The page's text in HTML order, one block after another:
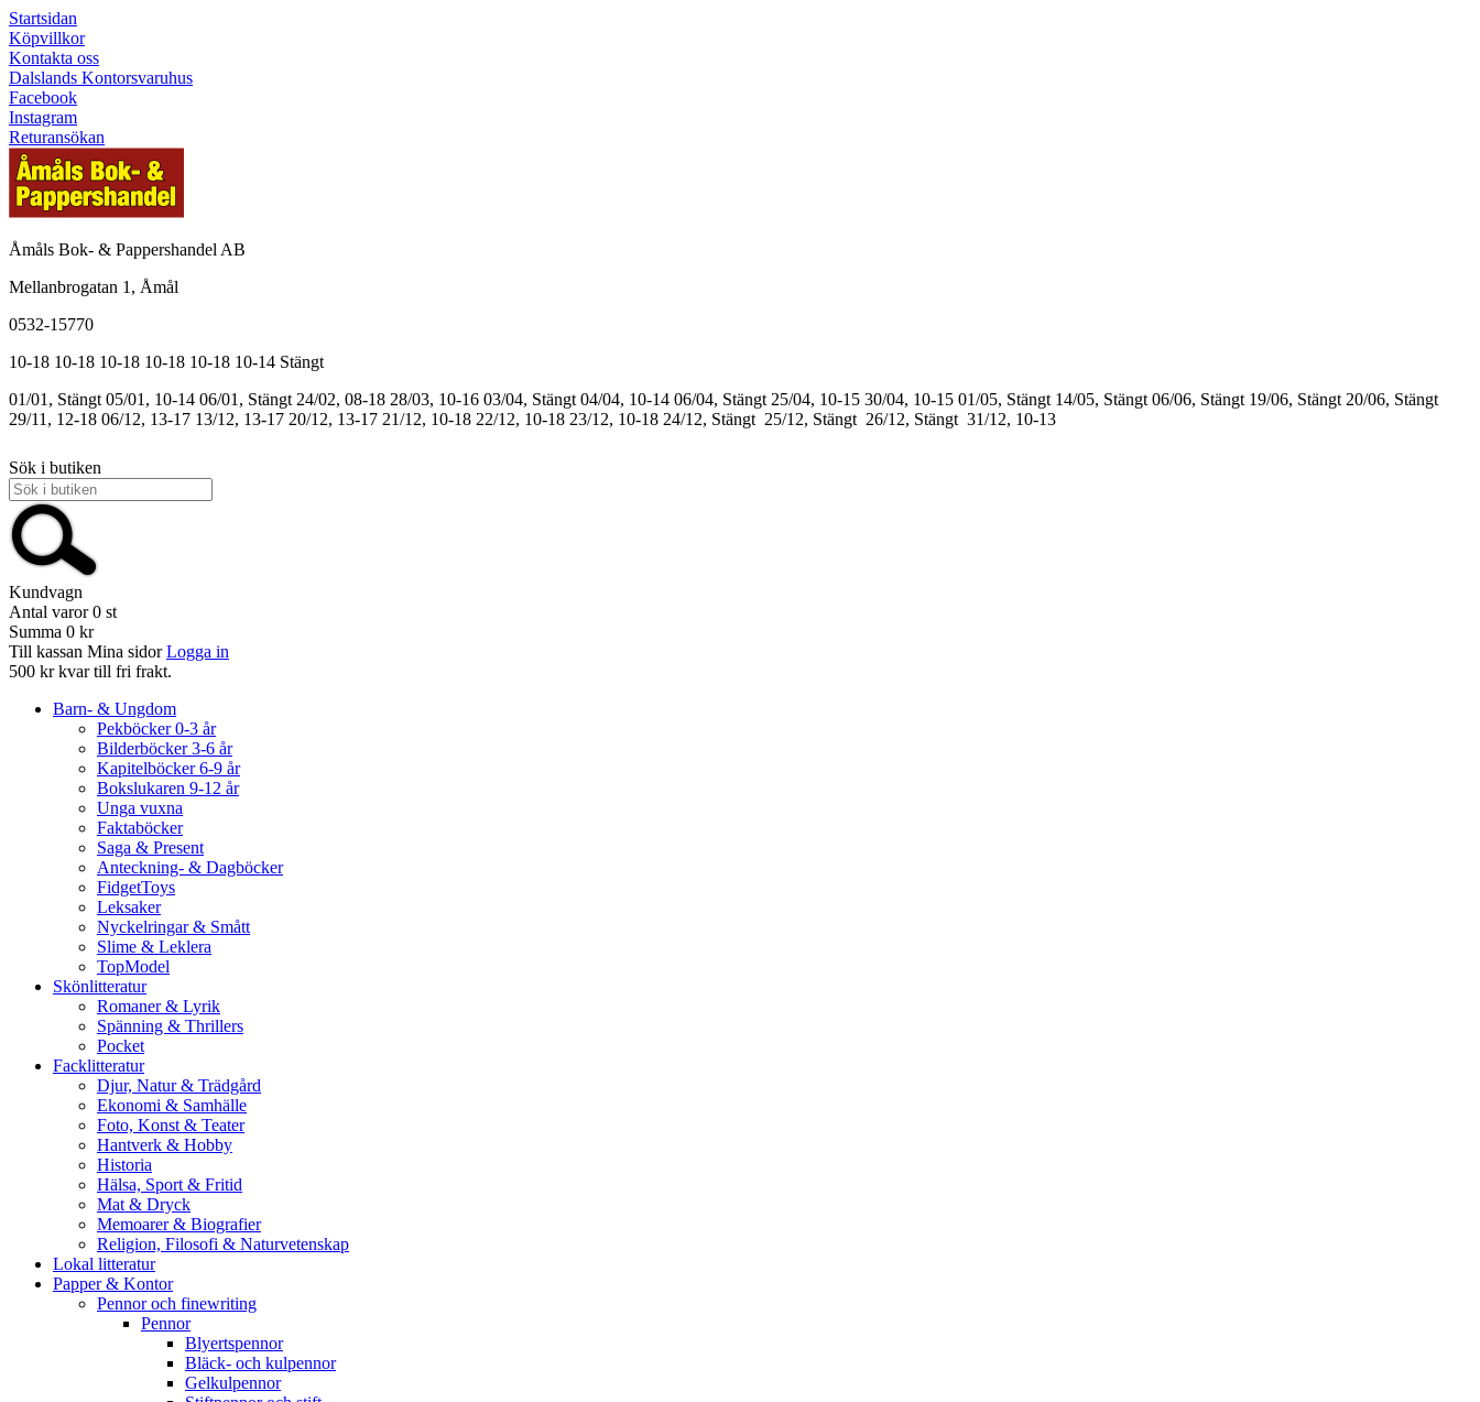
Startsidan
Köpvillkor
Kontakta oss
Dalslands Kontorsvaruhus
Facebook
Instagram
Returansökan
Åmåls Bok- & Pappershandel AB
Mellanbrogatan 1, Åmål
0532-15770
10-18 10-18 10-18 10-18 10-18 10-14 Stängt
01/01, Stängt 05/01, 10-14 06/01, Stängt 24/02, 08-18 28/03, 10-16 03/04, Stängt 04/04, 10-14 06/04, Stängt 25/04, 10-15 30/04, 10-15 01/05, Stängt 14/05, Stängt 06/06, Stängt 19/06, Stängt 20/06, Stängt
29/11, 12-18 06/12, 13-17 13/12, 13-17 20/12, 13-17 21/12, 10-18 22/12, 10-18 23/12, 10-18 24/12, Stängt 25/12, Stängt 26/12, Stängt 31/12, 10-13
Sök i butiken
Kundvagn
Antal varor 0 st
Summa 0 kr
Till kassan Mina sidor Logga in
500 kr kvar till fri frakt.
Barn- & Ungdom
Pekböcker 0-3 år
Bilderböcker 3-6 år
Kapitelböcker 6-9 år
Bokslukaren 9-12 år
Unga vuxna
Faktaböcker
Saga & Present
Anteckning- & Dagböcker
FidgetToys
Leksaker
Nyckelringar & Smått
Slime & Leklera
TopModel
Skönlitteratur
Romaner & Lyrik
Spänning & Thrillers
Pocket
Facklitteratur
Djur, Natur & Trädgård
Ekonomi & Samhälle
Foto, Konst & Teater
Hantverk & Hobby
Historia
Hälsa, Sport & Fritid
Mat & Dryck
Memoarer & Biografier
Religion, Filosofi & Naturvetenskap
Lokal litteratur
Papper & Kontor
Pennor och finewriting
Pennor
Blyertspennor
Bläck- och kulpennor
Gelkulpennor